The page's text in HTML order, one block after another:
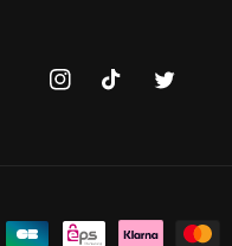
Instagram
TikTok Twitter